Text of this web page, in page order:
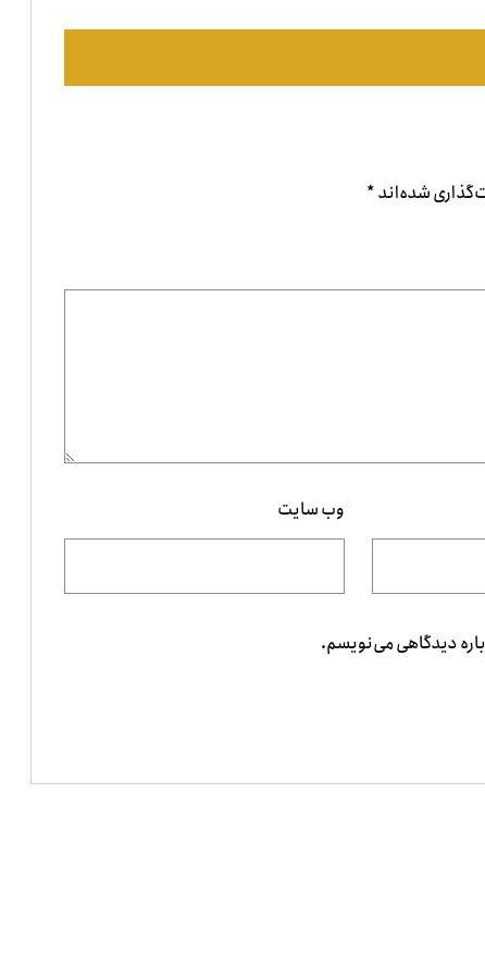
شده‌اند*
وب‌ سایت
دیدگاهی می‌نویسم.